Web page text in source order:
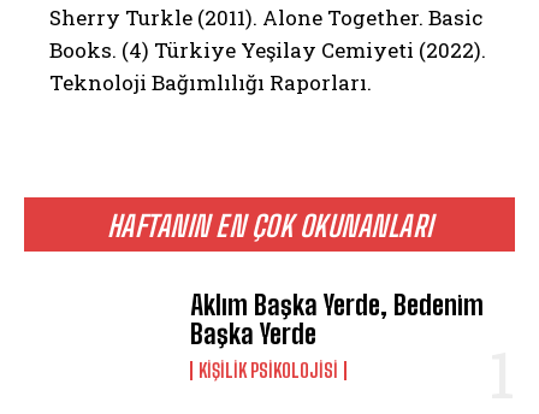
ABONE OL
HAFTANIN EN ÇOK OKUNANLARI
Aklım Başka Yerde, Bedenim
Başka Yerde
KIŞILIK PSIKOLOJISI
Sherry Turkle (2011). Alone Together. Basic
Books. (4) Türkiye Yeşilay Cemiyeti (2022).
Teknoloji Bağımlılığı Raporları.